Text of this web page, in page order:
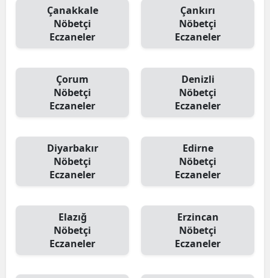
Çanakkale
Nöbetçi
Eczaneler
Çankırı
Nöbetçi
Eczaneler
Çorum
Nöbetçi
Eczaneler
Denizli
Nöbetçi
Eczaneler
Diyarbakır
Nöbetçi
Eczaneler
Edirne
Nöbetçi
Eczaneler
Elazığ
Nöbetçi
Eczaneler
Erzincan
Nöbetçi
Eczaneler